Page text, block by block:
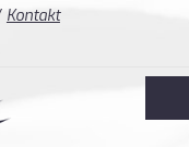
Kontakt